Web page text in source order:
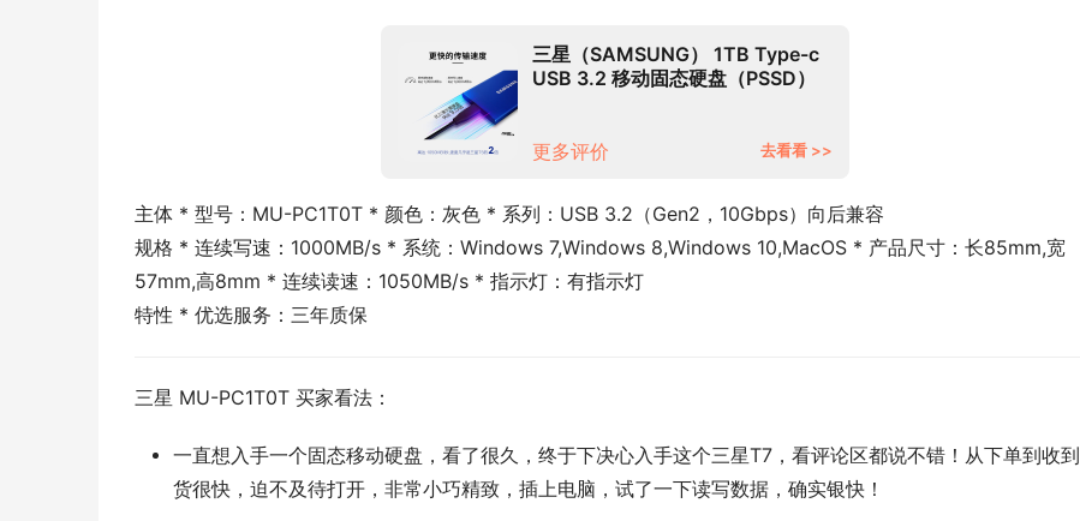
三星（SAMSUNG） 1TB Type-c
USB 3.2 移动固态硬盘（PSSD）
更多评价
去看看 >>
主体 * 型号：MU-PC1T0T * 颜色：灰色 * 系列：USB 3.2（Gen2，10Gbps）向后兼容
规格 * 连续写速：1000MB/s * 系统：Windows 7,Windows 8,Windows 10,MacOS * 产品尺寸：长85mm,宽
57mm,高8mm * 连续读速：1050MB/s * 指示灯：有指示灯
特性 * 优选服务：三年质保
三星 MU-PC1T0T 买家看法：
一直想入手一个固态移动硬盘，看了很久，终于下决心入手这个三星T7，看评论区都说不错！从下单到收到
货很快，迫不及待打开，非常小巧精致，插上电脑，试了一下读写数据，确实银快！